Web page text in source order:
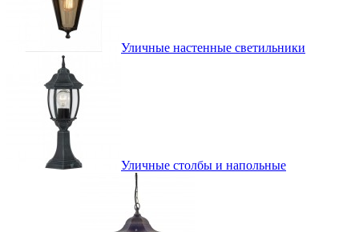
Уличные настенные светильники
Уличные столбы и напольные